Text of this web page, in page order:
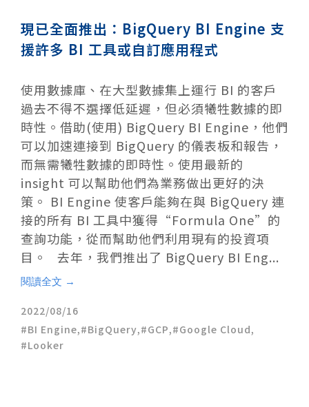
現已全面推出：BigQuery BI Engine 支
援許多 BI 工具或自訂應用程式
使用數據庫、在大型數據集上運行 BI 的客戶
過去不得不選擇低延遲，但必須犧牲數據的即
時性。借助(使用) BigQuery BI Engine，他們
可以加速連接到 BigQuery 的儀表板和報告，
而無需犧牲數據的即時性。使用最新的
insight 可以幫助他們為業務做出更好的決
策。 BI Engine 使客戶能夠在與 BigQuery 連
接的所有 BI 工具中獲得“Formula One”的
查詢功能，從而幫助他們利用現有的投資項
目。 去年，我們推出了 BigQuery BI Eng...
閱讀全文 →
2022/08/16
BI Engine, BigQuery, GCP, Google Cloud,
Looker